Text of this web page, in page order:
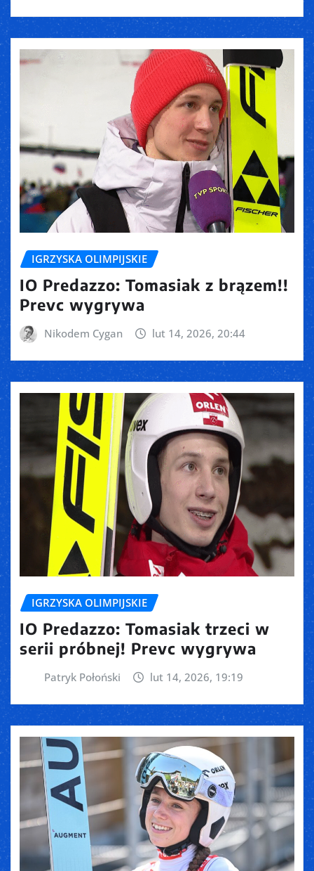
IGRZYSKA OLIMPIJSKIE
IO Predazzo: Tomasiak z brązem!!
Prevc wygrywa
Nikodem Cygan lut 14, 2026, 20:44
IGRZYSKA OLIMPIJSKIE
IO Predazzo: Tomasiak trzeci w
serii próbnej! Prevc wygrywa
Patryk Połoński lut 14, 2026, 19:19